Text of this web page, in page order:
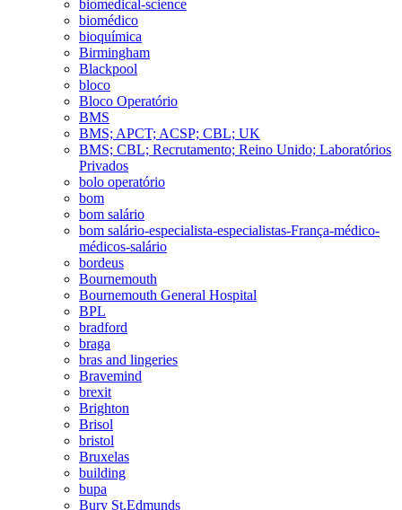
biomedical-science
biomédico
bioquímica
Birmingham
Blackpool
bloco
Bloco Operatório
BMS
BMS; APCT; ACSP; CBL; UK
BMS; CBL; Recrutamento; Reino Unido; Laboratórios
Privados
bolo operatório
bom
bom salário
bom salário-especialista-especialistas-França-médico-
médicos-salário
bordeus
Bournemouth
Bournemouth General Hospital
BPL
bradford
braga
bras and lingeries
Bravemind
brexit
Brighton
Brisol
bristol
Bruxelas
building
bupa
Bury St.Edmunds